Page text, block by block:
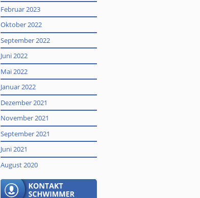
Februar 2023
Oktober 2022
September 2022
Juni 2022
Mai 2022
Januar 2022
Dezember 2021
November 2021
September 2021
Juni 2021
August 2020